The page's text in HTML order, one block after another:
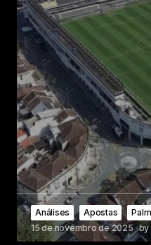
Análises Apostas
15 de novembro de 2025 by